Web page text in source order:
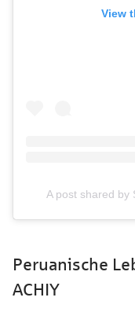
View
A post shared by
Peruanische
ACHIY